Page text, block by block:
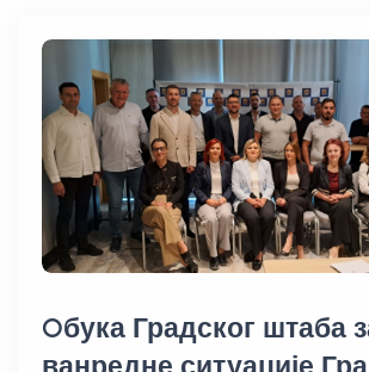
Oбука Градског штаба